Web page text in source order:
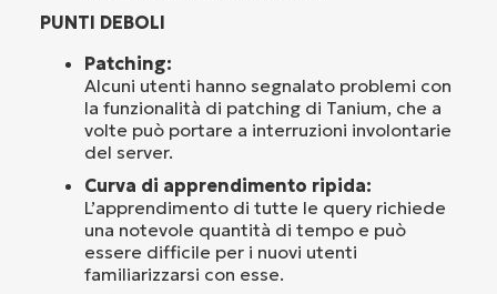
PUNTI DEBOLI
Patching:
Alcuni utenti hanno segnalato problemi con
la funzionalità di patching di Tanium, che a
volte può portare a interruzioni involontarie
del server.
Curva di apprendimento ripida:
L’apprendimento di tutte le query richiede
una notevole quantità di tempo e può
essere difficile per i nuovi utenti
familiarizzarsi con esse.